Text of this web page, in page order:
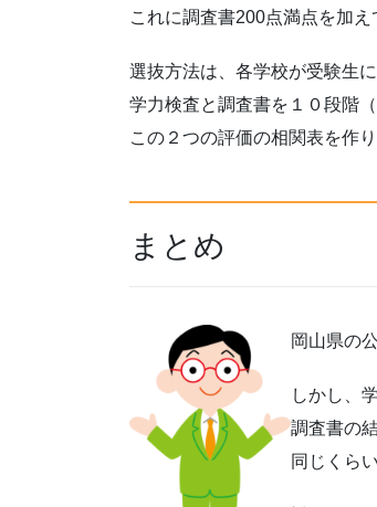
これに調査書200点満点を加え
選抜方法は、各学校が受験生
学力検査と調査書を１０段階
この２つの評価の相関表を作
まとめ
岡山県の
しかし、
調査書の
同じくら